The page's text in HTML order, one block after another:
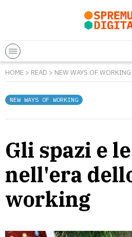
HOME > READ > NEW WAYS OF WORKING
NEW WAYS OF WORKING
Gli spazi e
nell'era
working